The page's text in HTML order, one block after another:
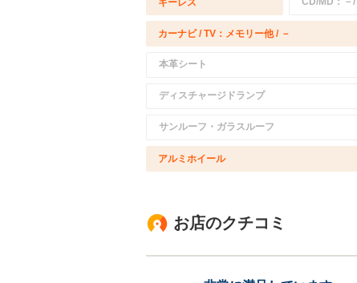
キーレス
カーナビ / TV：メモリー他 / －
本革シート
ディスチャージドランプ
サンルーフ・ガラスルーフ
アルミホイール
お店のクチコミ